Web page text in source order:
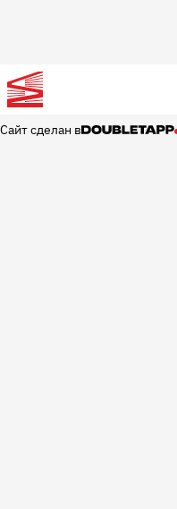
Сайт сделан в